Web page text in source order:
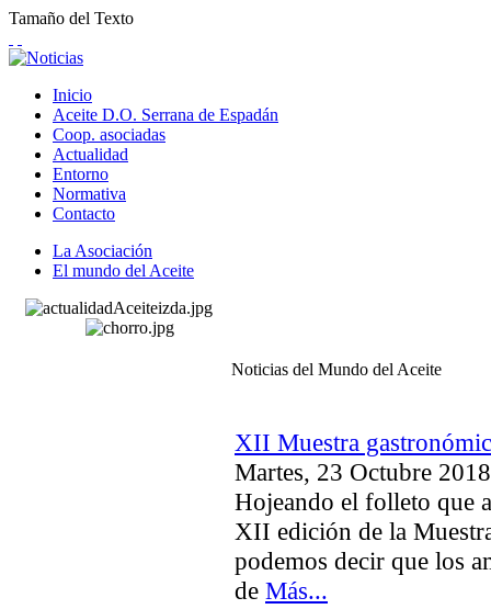
Tamaño del Texto
Inicio
Aceite D.O. Serrana de Espadán
Coop. asociadas
Actualidad
Entorno
Normativa
Contacto
La Asociación
El mundo del Aceite
Noticias del Mundo del Aceite
XII Muestra
Martes, 23 Octubre
Hojeando el folleto que
XII edición de la
podemos decir que los
de Más...